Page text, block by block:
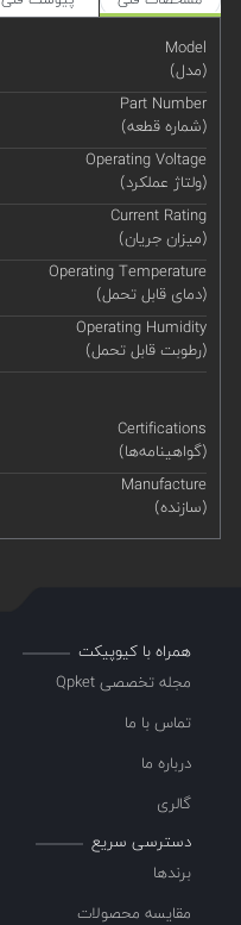
Model
(مدل)
Part Number
(شماره قطعه)
Operating Voltage
(ولتاژ عملکرد)
Current Rating
(میزان جریان)
Operating Temperature
(دمای قابل تحمل)
Operating Humidity
(رطوبت قابل تحمل)
Certifications
(گواهینامه‌ها)
Manufacture
(سازنده)
همراه با کیوپیکت
مجله تخصصی Qpket
تماس با ما
درباره ما
گالری
دسترسی سریع
برندها
مقایسه محصولات